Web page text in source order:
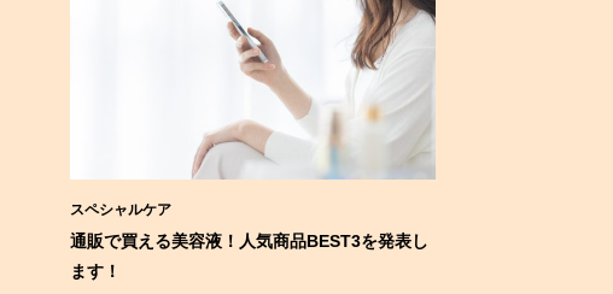
スペシャルケア
通販で買える美容液！人気商品BEST3を発表し
ます！